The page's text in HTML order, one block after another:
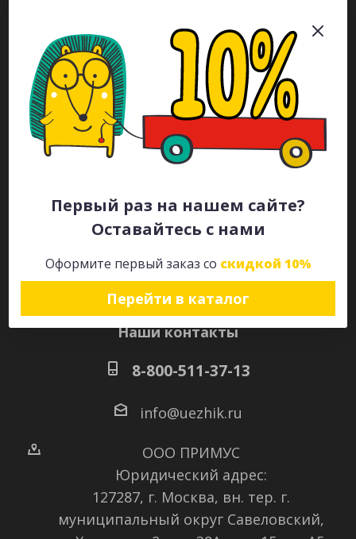
Первый раз на нашем сайте?
Оставайтесь с нами
Оформите первый заказ со скидкой 10%
Перейти в каталог
Гарантия на товар
Раскраски
Рекламодателям
Каталог
Будьте всегда в курсе!
Наши контакты
8-800-511-37-13
info@uezhik.ru
ООО ПРИМУС
Юридический адрес:
127287, г. Москва, вн. тер. г.
муниципальный округ Савеловский,